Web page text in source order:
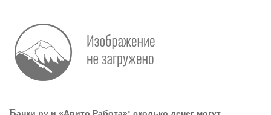
Работа мечты. Что банки делают для того, чтобы
привлечь и удержать персонал - «Интервью»